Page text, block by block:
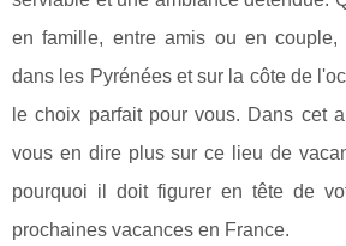
en famille, entre amis ou en couple,
dans les Pyrénées et sur la côte de
le choix parfait pour vous. Dans cet
vous en dire plus sur ce lieu de
pourquoi il doit figurer en tête de
prochaines vacances en France.